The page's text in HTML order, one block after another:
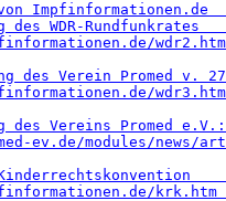
von Impfinformationen.de
des WDR-Rundfunkrates
des Verein Promed v.
des Vereins
ev.de/modules/news/
Kinderrechtskonvention